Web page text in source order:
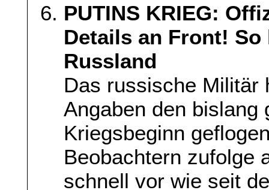
PUTINS KRIEG:
Details an Front!
Russland
Das russische Militär
Angaben den bislang
Kriegsbeginn
Beobachtern zufolge
schnell vor wie seit